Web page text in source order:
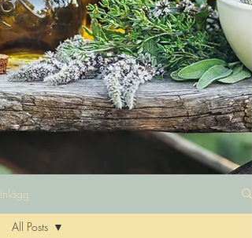
Inlägg
All Posts